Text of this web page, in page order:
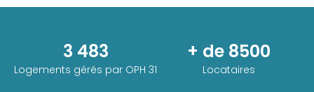
3 483
Logements gérés par OPH 31
+ de 8500
Locataires